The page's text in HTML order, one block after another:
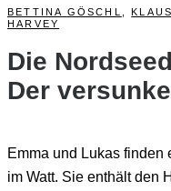
BETTINA GÖSCHL ,
HARVEY
Die
Der
Emma und Lukas
im Watt. Sie enthält den